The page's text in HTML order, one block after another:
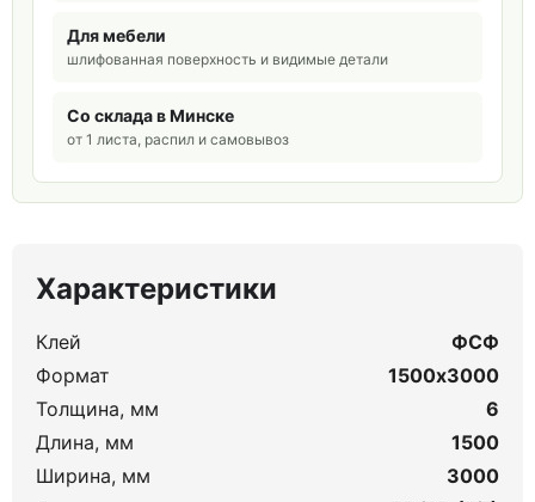
Для мебели
шлифованная поверхность и видимые детали
Со склада в Минске
от 1 листа, распил и самовывоз
Характеристики
Клей
ФСФ
Формат
1500х3000
Толщина, мм
6
Длина, мм
1500
Ширина, мм
3000